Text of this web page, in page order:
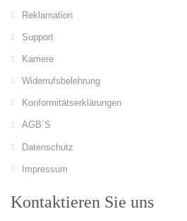
Reklamation
Support
Karriere
Widerrufsbelehrung
Konformitätserklärungen
AGB´S
Datenschutz
Impressum
Kontaktieren Sie uns